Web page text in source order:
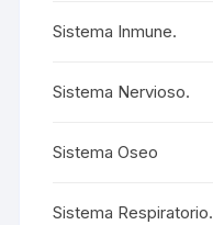
Sistema Inmune.
Sistema Nervioso.
Sistema Oseo
Sistema Respiratorio.